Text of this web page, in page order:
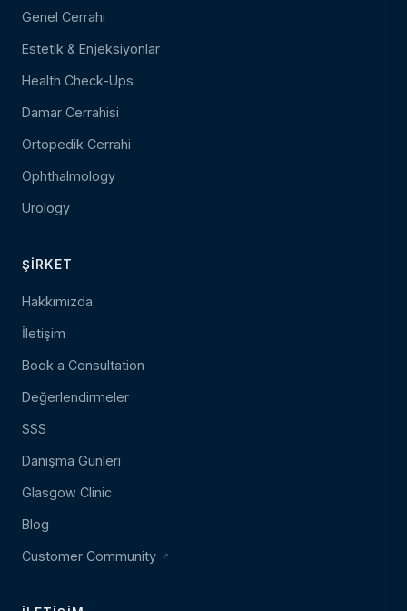
Genel Cerrahi
Estetik & Enjeksiyonlar
Health Check-Ups
Damar Cerrahisi
Ortopedik Cerrahi
Ophthalmology
Urology
ŞIRKET
Hakkımızda
İletişim
Book a Consultation
Değerlendirmeler
SSS
Danışma Günleri
Glasgow Clinic
Blog
Customer Community